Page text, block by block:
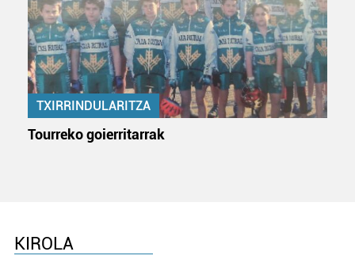
pertsonalizatuak eskaintzeko, iragarkiak eta edukia
neurtzeko, jendeari buruzko informazioa biltzeko eta
produktuak garatzeko. Zure datuak nork eta zertarako
erabiltzen dituen hauta dezakezu.
Bazkide batzuek ez dizute baimenik eskatzen, eta beren
interes komertzial legitimoetan babesten dira. Ikusi gure
bazkideen zerrenda, beren ustez zein helburutarako
buruzko informazio gehiago eta ezarri zure lehentasunak
datuen atalean. Edozein unetan alda edo ken dezakezu
TXIRRINDULARITZA
Tourreko goierritarrak
KIROLA